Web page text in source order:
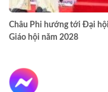
Châu Phi hướng tới Đại hội
Giáo hội năm 2028